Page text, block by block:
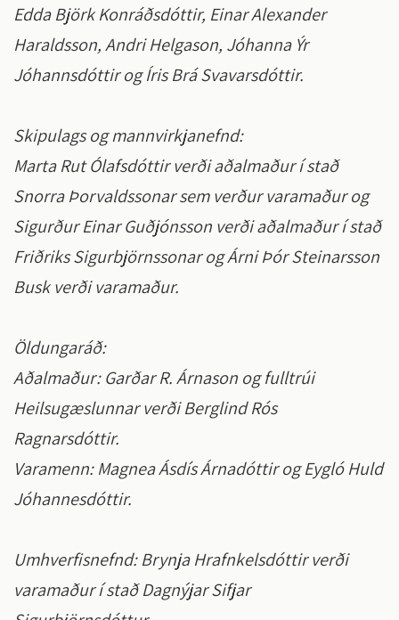
Edda Björk Konráðsdóttir, Einar Alexander
Haraldsson, Andri Helgason, Jóhanna Ýr
Jóhannsdóttir og Íris Brá Svavarsdóttir.
Skipulags og mannvirkjanefnd:
Marta Rut Ólafsdóttir verði aðalmaður í stað
Snorra Þorvaldssonar sem verður varamaður og
Sigurður Einar Guðjónsson verði aðalmaður í stað
Friðriks Sigurbjörnssonar og Árni Þór Steinarsson
Busk verði varamaður.
Öldungaráð:
Aðalmaður: Garðar R. Árnason og fulltrúi
Heilsugæslunnar verði Berglind Rós
Ragnarsdóttir.
Varamenn: Magnea Ásdís Árnadóttir og Eygló Huld
Jóhannesdóttir.
Umhverfisnefnd: Brynja Hrafnkelsdóttir verði
varamaður í stað Dagnýjar Sifjar